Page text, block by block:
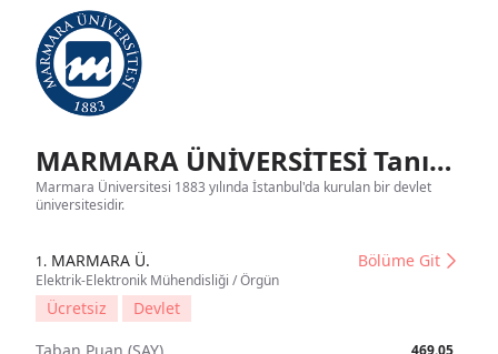
MARMARA ÜNİVERSİTESİ Tanıtım
Marmara Üniversitesi 1883 yılında İstanbul'da kurulan bir devlet
üniversitesidir.
1. MARMARA Ü.
Elektrik-Elektronik Mühendisliği / Örgün
Bölüme Git
Ücretsiz
Devlet
469.05